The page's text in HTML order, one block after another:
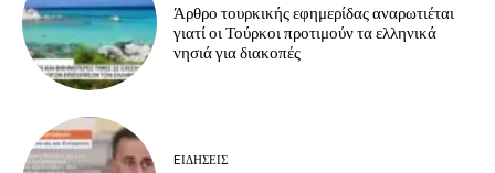
Άρθρο τουρκικής εφημερίδας αναρωτιέται
γιατί οι Τούρκοι προτιμούν τα ελληνικά
νησιά για διακοπές
EΙΔΗΣΕΙΣ